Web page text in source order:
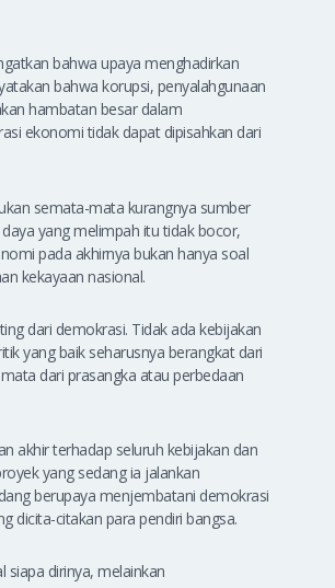
bahwa upaya menghadirkan
bahwa korupsi, penyalahgunaan
hambatan besar dalam
ekonomi tidak dapat dipisahkan dari
semata-mata kurangnya sumber
yang melimpah itu tidak bocor,
pada akhirnya bukan hanya soal
kekayaan nasional.
dari demokrasi. Tidak ada kebijakan
yang baik seharusnya berangkat dari
dari prasangka atau perbedaan
akhir terhadap seluruh kebijakan dan
yang sedang ia jalankan
berupaya menjembatani demokrasi
dicita-citakan para pendiri bangsa.
dirinya, melainkan